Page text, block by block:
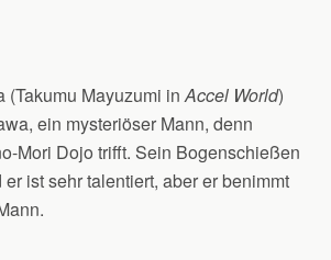
(Takumu Mayuzumi in Accel World)
ein mysteriöser Mann, denn
Mori Dojo trifft. Sein Bogenschießen
ist sehr talentiert, aber er benimmt